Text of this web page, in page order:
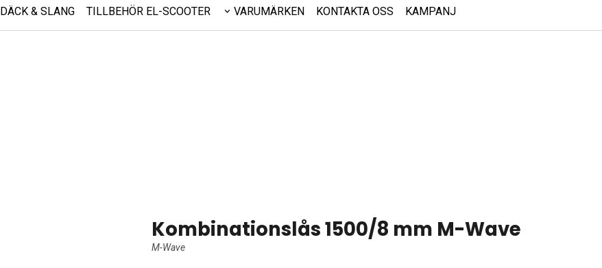
DÄCK & SLANG TILLBEHÖR EL-SCOOTER VARUMÄRKEN KONTAKTA OSS KAMPANJ
Kombinationslås 1500/8 mm M-Wave
M-Wave